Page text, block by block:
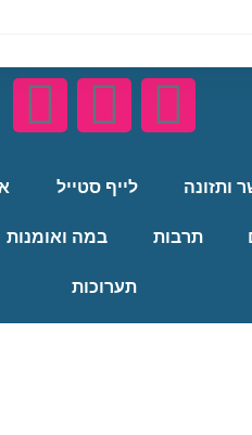
ותזונה לייף סטייל
תרבות במה ואומנות
תערוכות